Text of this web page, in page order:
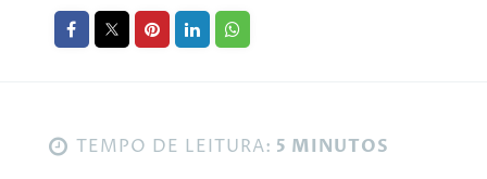
TEMPO DE LEITURA: 5 MINUTOS